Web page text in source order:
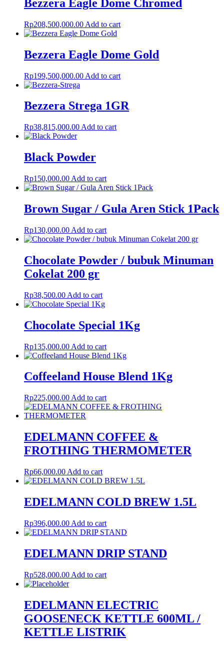
Bezzera Eagle Dome Chromed
Rp208,500,000.00 Add to cart
Bezzera Eagle Dome Gold
Rp199,500,000.00 Add to cart
Bezzera Strega 1GR
Rp38,815,000.00 Add to cart
Black Powder
Rp150,000.00 Add to cart
Brown Sugar / Gula Aren Stick 1Pack
Rp130,000.00 Add to cart
Chocolate Powder / bubuk Minuman
Cokelat 200 gr
Rp38,500.00 Add to cart
Chocolate Special 1Kg
Rp135,000.00 Add to cart
Coffeeland House Blend 1Kg
Rp225,000.00 Add to cart
EDELMANN COFFEE &
FROTHING THERMOMETER
Rp66,000.00 Add to cart
EDELMANN COLD BREW 1.5L
Rp396,000.00 Add to cart
EDELMANN DRIP STAND
Rp528,000.00 Add to cart
EDELMANN ELECTRIC
GOOSENECK KETTLE 600ML /
KETTLE LISTRIK